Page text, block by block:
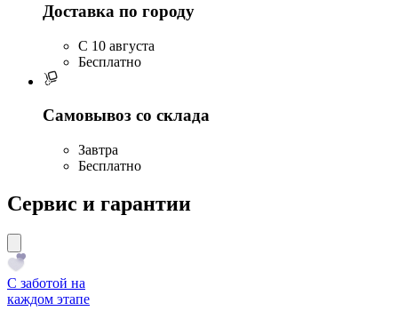
Доставка по городу
C 10 августа
Бесплатно
Самовывоз со склада
Завтра
Бесплатно
Сервис и гарантии
С заботой на
каждом этапе